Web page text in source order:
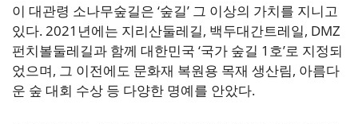
이 대관령 소나무숲길은 ‘숲길’ 그 이상의 가치를 지니고
있다. 2021년에는 지리산둘레길, 백두대간트레일, DMZ
펀치볼둘레길과 함께 대한민국 ‘국가 숲길 1호’로 지정되
었으며, 그 이전에도 문화재 복원용 목재 생산림, 아름다
운 숲 대회 수상 등 다양한 명예를 안았다.